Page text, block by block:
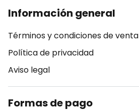
Información general
Términos y condiciones de venta
Política de privacidad
Aviso legal
Formas de pago